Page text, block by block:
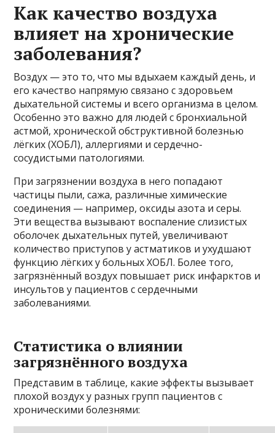
Как качество воздуха
влияет на хронические
заболевания?
Воздух — это то, что мы вдыхаем каждый день, и
его качество напрямую связано с здоровьем
дыхательной системы и всего организма в целом.
Особенно это важно для людей с бронхиальной
астмой, хронической обструктивной болезнью
лёгких (ХОБЛ), аллергиями и сердечно-
сосудистыми патологиями.
При загрязнении воздуха в него попадают
частицы пыли, сажа, различные химические
соединения — например, оксиды азота и серы.
Эти вещества вызывают воспаление слизистых
оболочек дыхательных путей, увеличивают
количество приступов у астматиков и ухудшают
функцию лёгких у больных ХОБЛ. Более того,
загрязнённый воздух повышает риск инфарктов и
инсультов у пациентов с сердечными
заболеваниями.
Статистика о влиянии
загрязнённого воздуха
Представим в таблице, какие эффекты вызывает
плохой воздух у разных групп пациентов с
хроническими болезнями: